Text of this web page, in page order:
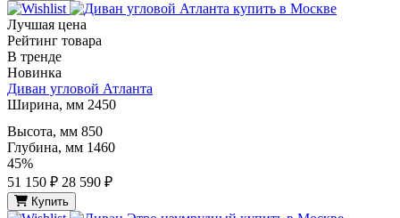
Лучшая цена
Рейтинг товара
В тренде
Новинка
Диван угловой Атланта
Ширина, мм 2450
Высота, мм 850
Глубина, мм 1460
45%
51 150 ₽ 28 590 ₽
Купить